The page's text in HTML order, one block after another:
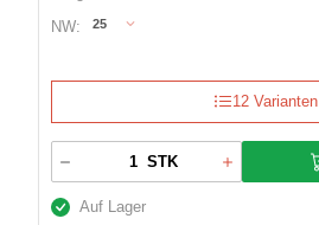
NW: 25
12 Varianten
STK
Auf Lager